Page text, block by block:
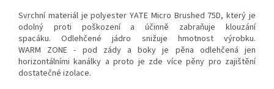
Svrchní materiál je polyester YATE Micro Brushed 75D, který je
odolný proti poškození a účinně zabraňuje klouzání
spacáku. Odlehčené jádro snižuje hmotnost výrobku.
WARM ZONE - pod zády a boky je pěna odlehčená jen
horizontálními kanálky a proto je zde více pěny pro zajištění
dostatečné izolace.